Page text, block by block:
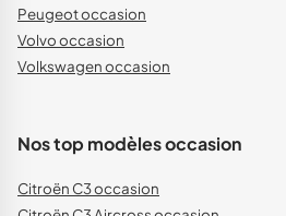
Peugeot occasion
Volvo occasion
Volkswagen occasion
Nos top modèles occasion
Citroën C3 occasion